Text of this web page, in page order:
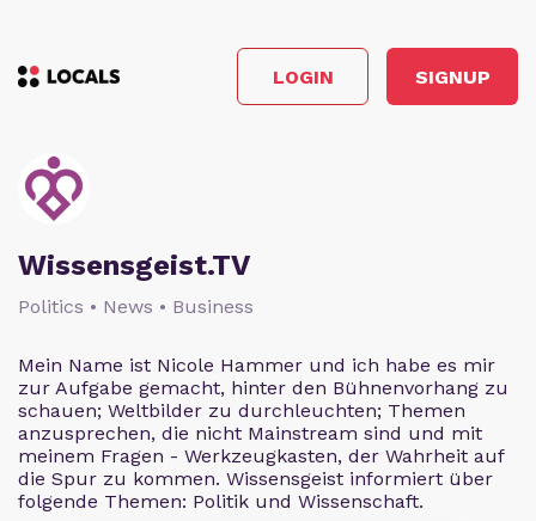
LOGIN SIGNUP
Wissensgeist.TV
Politics • News • Business
Mein Name ist Nicole Hammer und ich habe es mir
zur Aufgabe gemacht, hinter den Bühnenvorhang zu
schauen; Weltbilder zu durchleuchten; Themen
anzusprechen, die nicht Mainstream sind und mit
meinem Fragen - Werkzeugkasten, der Wahrheit auf
die Spur zu kommen. Wissensgeist informiert über
folgende Themen: Politik und Wissenschaft.